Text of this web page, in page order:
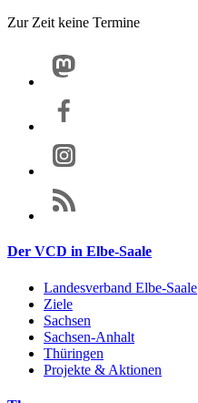
Zur Zeit keine Termine
Der VCD in Elbe-Saale
Landesverband Elbe-Saale
Ziele
Sachsen
Sachsen-Anhalt
Thüringen
Projekte & Aktionen